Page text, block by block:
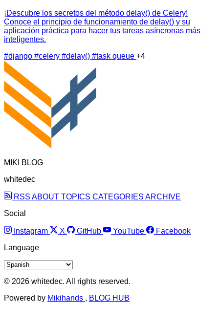
¡Descubre los secretos del método delay() de Celery!
Conoce el principio de funcionamiento de delay() y su
aplicación práctica para hacer tus tareas asíncronas más
inteligentes.
#django #celery #delay() #task queue +4
MIKI BLOG
whitedec
RSS ABOUT TOPICS CATEGORIES ARCHIVE
Social
Instagram X GitHub YouTube
Facebook
Language
© 2026 whitedec. All rights reserved.
Powered by Mikihands , BLOG HUB